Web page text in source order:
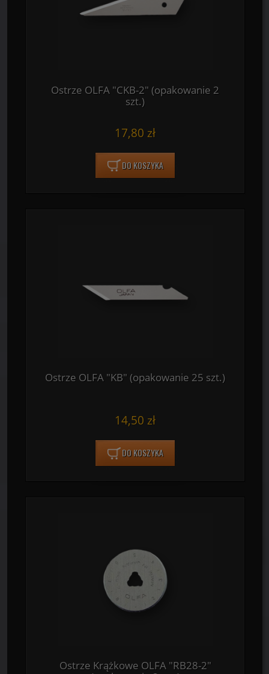
Ostrze OLFA "CKB-2" (opakowanie 2
szt.)
17,80 zł
DO KOSZYKA
Ostrze OLFA "KB" (opakowanie 25 szt.)
14,50 zł
DO KOSZYKA
Ostrze Krążkowe OLFA "RB28-2"